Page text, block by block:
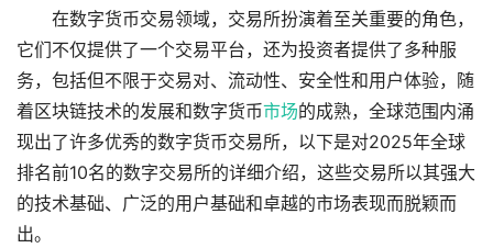
在数字货币交易领域，交易所扮演着至关重要的角色，
它们不仅提供了一个交易平台，还为投资者提供了多种服
务，包括但不限于交易对、流动性、安全性和用户体验，随
着区块链技术的发展和数字货币市场的成熟，全球范围内涌
现出了许多优秀的数字货币交易所，以下是对2025年全球
排名前10名的数字交易所的详细介绍，这些交易所以其强大
的技术基础、广泛的用户基础和卓越的市场表现而脱颖而
出。